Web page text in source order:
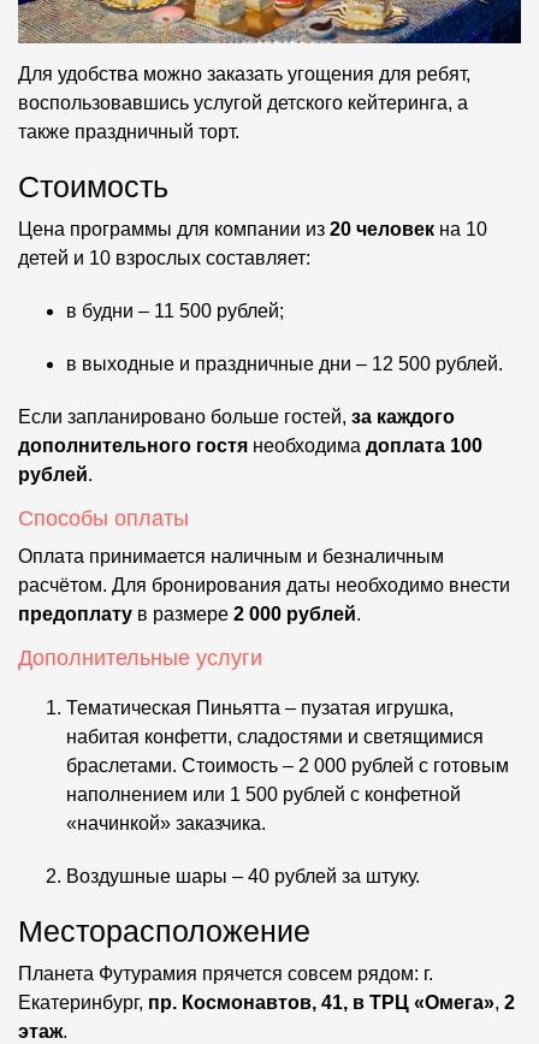
Для удобства можно заказать угощения для ребят,
воспользовавшись услугой детского кейтеринга, а
также праздничный торт.
Стоимость
Цена программы для компании из 20 человек на 10
детей и 10 взрослых составляет:
в будни – 11 500 рублей;
в выходные и праздничные дни – 12 500 рублей.
Если запланировано больше гостей, за каждого
дополнительного гостя необходима доплата 100
рублей.
Способы оплаты
Оплата принимается наличным и безналичным
расчётом. Для бронирования даты необходимо внести
предоплату в размере 2 000 рублей.
Дополнительные услуги
Тематическая Пиньятта – пузатая игрушка,
набитая конфетти, сладостями и светящимися
браслетами. Стоимость – 2 000 рублей с готовым
наполнением или 1 500 рублей с конфетной
«начинкой» заказчика.
Воздушные шары – 40 рублей за штуку.
Месторасположение
Планета Футурамия прячется совсем рядом: г.
Екатеринбург, пр. Космонавтов, 41, в ТРЦ «Омега», 2
этаж.